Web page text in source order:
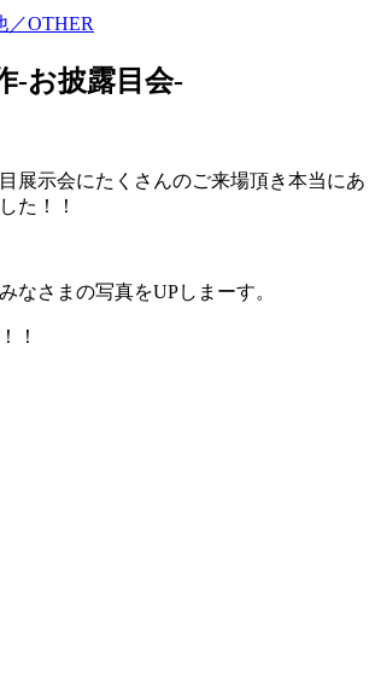
／OTHER
-お披露目会-
展示会にたくさんのご来場頂き本当にあ
た！！
なさまの写真をUPしまーす。
！